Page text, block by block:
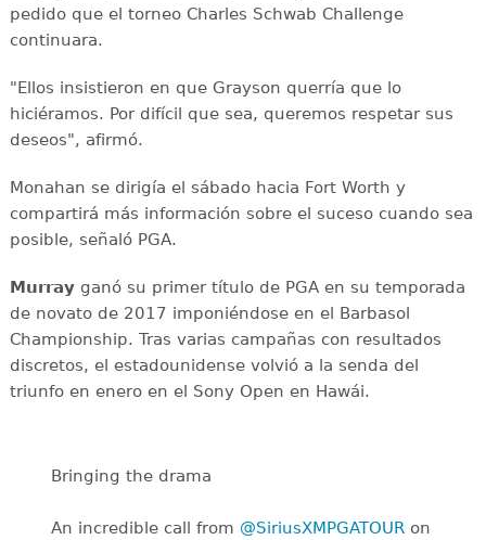
pedido que el torneo Charles Schwab Challenge
continuara.
"Ellos insistieron en que Grayson querría que lo
hiciéramos. Por difícil que sea, queremos respetar sus
deseos", afirmó.
Monahan se dirigía el sábado hacia Fort Worth y
compartirá más información sobre el suceso cuando sea
posible, señaló PGA.
Murrayganó su primer título de PGA en su temporada
de novato de 2017 imponiéndose en el Barbasol
Championship. Tras varias campañas con resultados
discretos, el estadounidense volvió a la senda del
triunfo en enero en el Sony Open en Hawái.
Bringing the drama ️
An incredible call from @SiriusXMPGATOUR on